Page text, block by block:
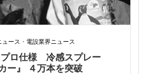
ュース ・ 電設業界ニュース
プロ仕様 冷感スプレー
ー』 ４万本を突破